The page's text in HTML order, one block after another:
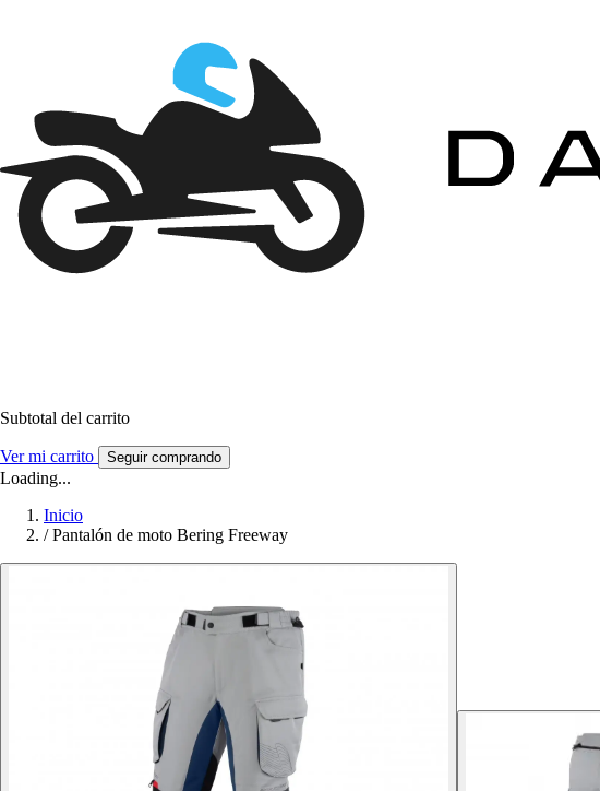
Subtotal del carrito
Ver mi carrito Seguir comprando
Loading...
Inicio
/ Pantalón de moto Bering Freeway